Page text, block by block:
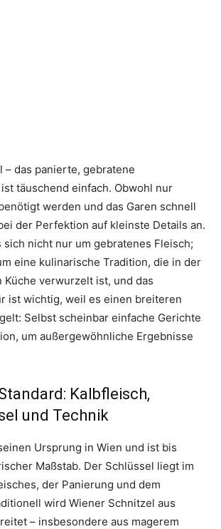
– das panierte, gebratene
täuschend einfach. Obwohl nur
werden und das Garen schnell
der Perfektion auf kleinste Details an.
sich nicht nur um gebratenes Fleisch;
eine kulinarische Tradition, die in der
verwurzelt ist, und das
ist wichtig, weil es einen breiteren
Selbst scheinbar einfache Gerichte
um außergewöhnliche Ergebnisse
Kalbfleisch,
und Technik
Ursprung in Wien und ist bis
Maßstab. Der Schlüssel liegt im
der Panierung und dem
wird Wiener Schnitzel aus
– insbesondere aus magerem